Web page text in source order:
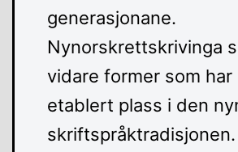
generasjonane.
Nynorskrettskrivinga
vidare former som har
etablert plass i den
skriftspråktradisjonen.